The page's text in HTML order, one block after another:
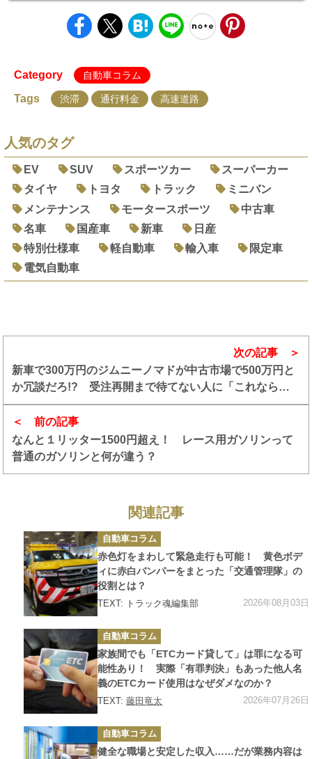
Category 自動車コラム
Tags 渋滞 通行料金 高速道路
人気のタグ
EV SUV スポーツカー
スーパーカー
タイヤ
トヨタ トラック
ミニバン
メンテナンス
モータースポーツ
中古車
名車
国産車 新車
日産
特別仕様車
軽自動車 輸入車
限定車
電気自動車
前の記事
なんと１リッター1500円超え！ レース用ガソリンって
普通のガソリンと何が違う？
次の記事
新車で300万円のジムニーノマドが中古市場で500万円と
か冗談だろ!? 受注再開まで待てない人に「これなら満
足できるハズ」な300万円で狙える中古SUV４選
関連記事
カ
テ
ゴ
リ
ー
自動車コラム
赤色灯をまわして緊急走行も可能！ 黄色ボデ
ィに赤白バンパーをまとった「交通管理隊」の
役割とは？
TEXT: トラック魂編集部 2026年08月03日
カ
テ
ゴ
リ
ー
自動車コラム
家族間でも「ETCカード貸して」は罪になる可
能性あり！ 実際「有罪判決」もあった他人名
義のETCカード使用はなぜダメなのか？
TEXT:藤田竜太 2026年07月26日
カ
テ
ゴ
リ
自動車コラム
健全な職場と安定した収入……だが業務内容は